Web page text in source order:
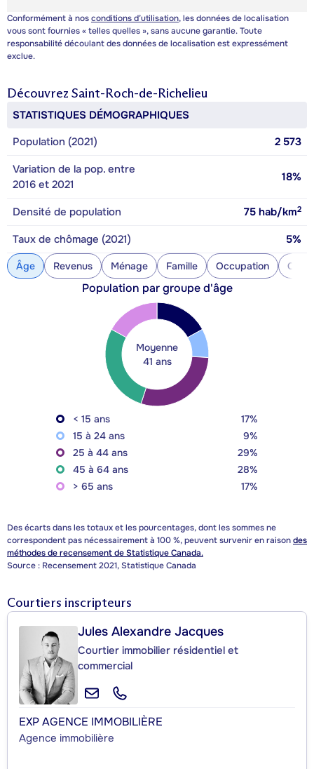
Conformément à nosconditions d’utilisation, les données de localisation
vous sont fournies « telles quelles », sans aucune garantie. Toute
responsabilité découlant des données de localisation est expressément
exclue.
Découvrez Saint-Roch-de-Richelieu
STATISTIQUES DÉMOGRAPHIQUES
Population (2021)
2 573
Variation de la pop. entre
2016 et 2021
18%
Densité de population 75 hab/km2
Taux de chômage (2021) 5%
Âge Revenus Ménage Famille Occupation
Population par groupe d'âge
Moyenne
41 ans
< 15 ans
17%
15 à 24 ans
9%
25 à 44 ans
29%
45 à 64 ans
28%
> 65 ans
17%
Des écarts dans les totaux et les pourcentages, dont les sommes ne
correspondent pas nécessairement à 100 %, peuvent survenir en raisondes
méthodes de recensement de Statistique Canada.
Source : Recensement 2021, Statistique Canada
Courtiers inscripteurs
Jules Alexandre Jacques
Courtier immobilier résidentiel et
commercial
EXP AGENCE IMMOBILIÈRE
Agence immobilière